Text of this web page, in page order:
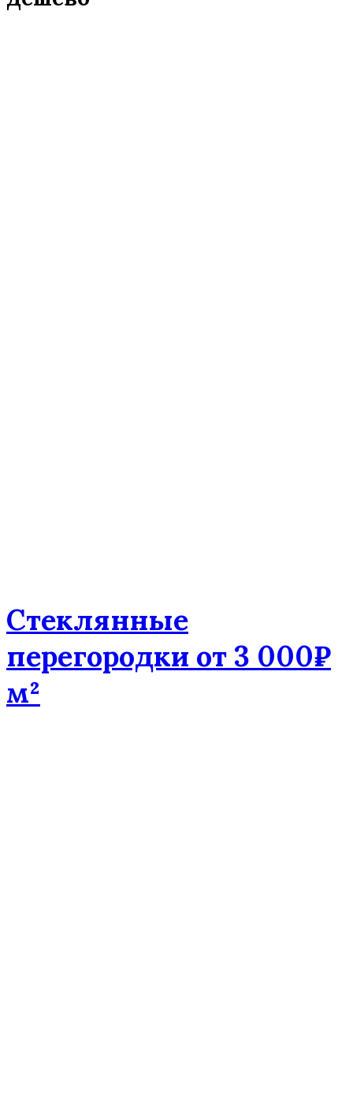
Стеклянные
перегородки от 3 000₽
м²